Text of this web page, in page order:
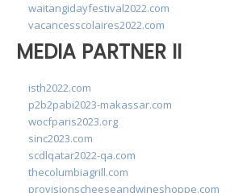
waitangidayfestival2022.com
vacancesscolaires2022.com
MEDIA PARTNER II
isth2022.com
p2b2pabi2023-makassar.com
wocfparis2023.org
sinc2023.com
scdlqatar2022-qa.com
thecolumbiagrill.com
provisionscheeseandwineshoppe.com